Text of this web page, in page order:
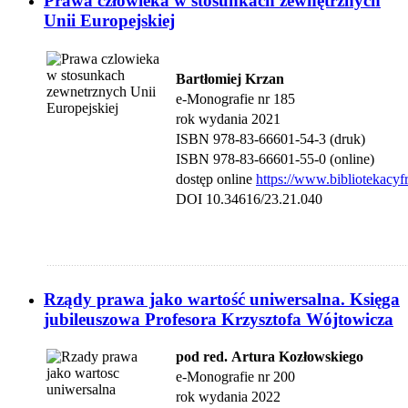
Unii Europejskiej
Bartłomiej Krzan
e-Monografie nr 185
rok wydania 2021
ISBN 978-83-66601-54-3 (druk)
ISBN 978-83-66601-55-0 (online)
dostęp online https://
DOI 10.34616/23.21.040
Rządy prawa jako wartość uniwersalna. Księga
jubileuszowa Profesora Krzysztofa Wójtowicza
pod red. Artura Kozłowskiego
e-Monografie nr 200
rok wydania 2022